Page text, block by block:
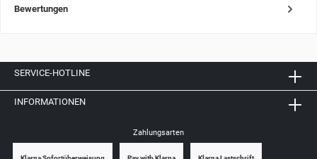
Bewertungen
SERVICE-HOTLINE
INFORMATIONEN
Zahlungsarten